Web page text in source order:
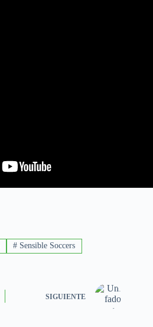
# Sensible Soccers
SIGUIENTE